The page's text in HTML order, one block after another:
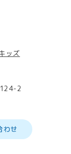
2
わせ